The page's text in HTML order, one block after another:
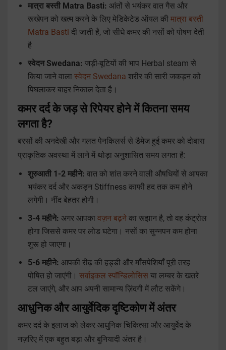
मात्रा बस्ती Matra Basti: आंतों से भयंकर वात गैस और
रूखेपन को खत्म करने के लिए मेडिकेटेड ऑयल की मात्रा बस्ती
Matra Basti दी जाती है, जो सीधे कमर की नसों को पोषण देती
है
स्वेदन Swedana: जड़ी-बूटियों की भाप Herbal steam से
किया जाने वाला स्वेदन Swedana शरीर की सारी जकड़न को
पिघलाकर बाहर निकाल देता है।
कमर दर्द के जड़ से रिपेयर होने में कितना समय
लगता है?
बरसों की अनदेखी और गलत पेनकिलर्स से डैमेज हुई कमर को दोबारा
प्राकृतिक अवस्था में लाने में थोड़ा अनुशासित समय लगता है:
शुरुआती 1-2 महीने: वात को शांत करने वाली औषधियों से आपका
भयंकर दर्द और अकड़न Stiffness काफी हद तक कम होने
लगेगी। नींद बेहतर होगी।
3-4 महीने: अगर आपका वज़न बढ़ने का रूझान है, तो वह कंट्रोल
होगा जिससे कमर पर लोड घटेगा। नसों का सुन्नपन कम होना
शुरू हो जाएगा।
5-6 महीने: आपकी रीढ़ की हड्डी और माँसपेशियाँ पूरी तरह
पोषित हो जाएंगी। सर्वाइकल स्पॉन्डिलोसिस या लम्बर के खतरे
टल जाएंगे, और आप अपनी सामान्य ज़िंदगी में लौट सकेंगे।
आधुनिक और आयुर्वेदिक दृष्टिकोण में अंतर
कमर दर्द के इलाज को लेकर आधुनिक चिकित्सा और आयुर्वेद के
नज़रिए में एक बहुत बड़ा और बुनियादी अंतर है।